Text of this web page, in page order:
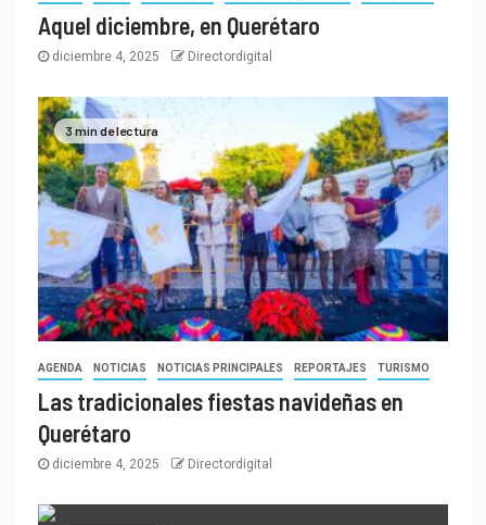
Aquel diciembre, en Querétaro
diciembre 4, 2025 Directordigital
3 min de lectura
AGENDA NOTICIAS NOTICIAS PRINCIPALES REPORTAJES TURISMO
Las tradicionales fiestas navideñas en
Querétaro
diciembre 4, 2025 Directordigital